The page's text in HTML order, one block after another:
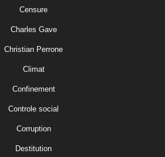
Censure
Charles Gave
Christian Perrone
Climat
Confinement
Controle social
Corruption
Destitution